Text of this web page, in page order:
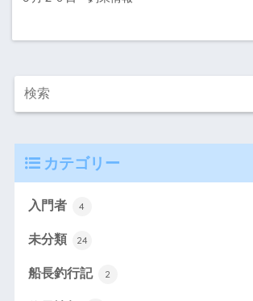
カテゴリー
入門者 4
未分類 24
船長釣行記 2